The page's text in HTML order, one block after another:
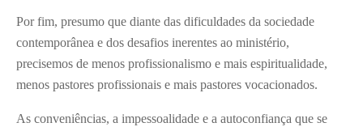
Por fim, presumo que diante das dificuldades da sociedade
contemporânea e dos desafios inerentes ao ministério,
precisemos de menos profissionalismo e mais espiritualidade,
menos pastores profissionais e mais pastores vocacionados.
As conveniências, a impessoalidade e a autoconfiança que se